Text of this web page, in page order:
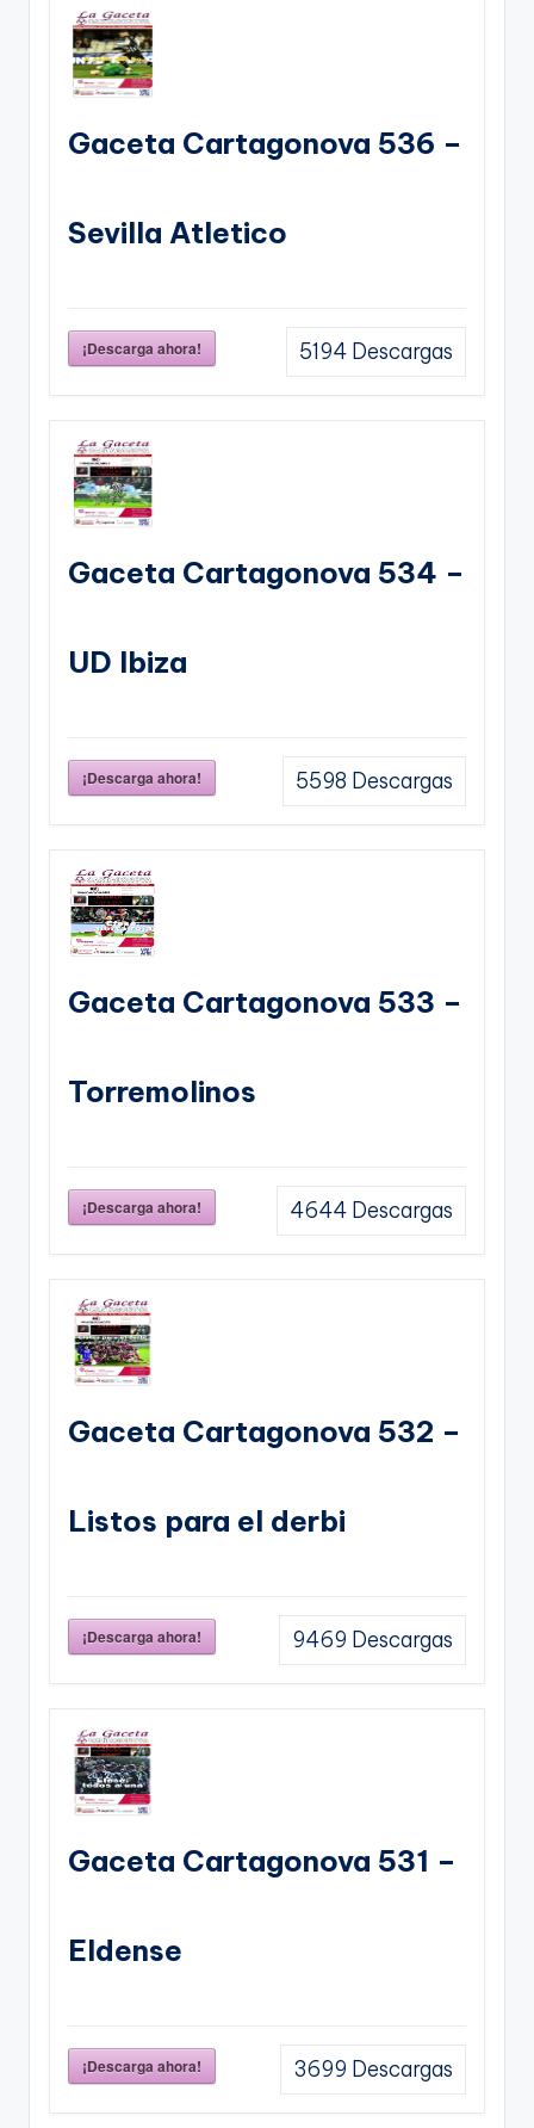
Gaceta Cartagonova 536 –
Sevilla Atletico
¡Descarga ahora! 5194 Descargas
Gaceta Cartagonova 534 –
UD Ibiza
¡Descarga ahora! 5598 Descargas
Gaceta Cartagonova 533 –
Torremolinos
¡Descarga ahora! 4644 Descargas
Gaceta Cartagonova 532 –
Listos para el derbi
¡Descarga ahora! 9469 Descargas
Gaceta Cartagonova 531 –
Eldense
¡Descarga ahora! 3699 Descargas